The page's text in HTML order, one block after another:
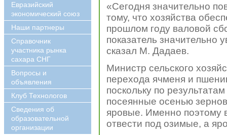
Евразийский
экономический союз
Наши партнеры
Справочник
участника рынка
сахара СНГ
Вопросы и
объявления
Клуб Технологов
Сведения об
образовательной
организации
«Сегодня значительно
тому, что хозяйства
прошлом году валовой
показатель значительно
сказал М. Дадаев.
Министр сельского
перехода ячменя и
поскольку по
посеянные осенью
яровые. Именно поэтому
отвести под озимые, а